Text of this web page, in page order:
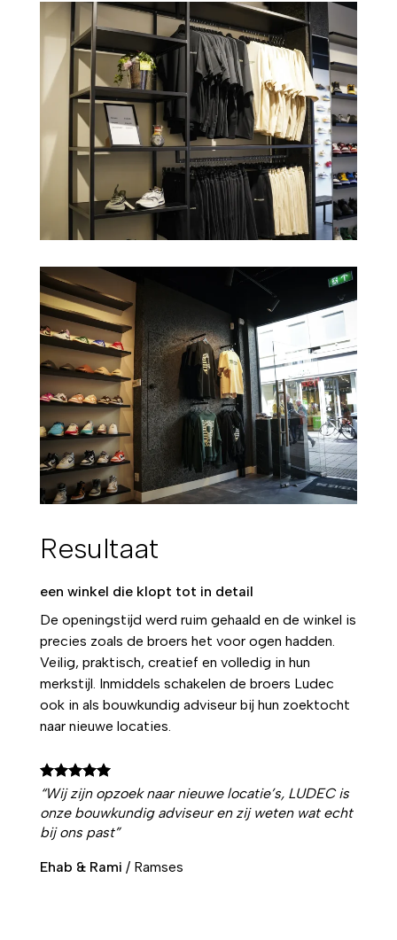
Resultaat
een winkel die klopt tot in detail
De openingstijd werd ruim gehaald en de winkel is
precies zoals de broers het voor ogen hadden.
Veilig, praktisch, creatief en volledig in hun
merkstijl. Inmiddels schakelen de broers Ludec
ook in als bouwkundig adviseur bij hun zoektocht
naar nieuwe locaties.
“Wij zijn opzoek naar nieuwe locatie’s, LUDEC is
onze bouwkundig adviseur en zij weten wat echt
bij ons past”
Ehab & Rami / Ramses